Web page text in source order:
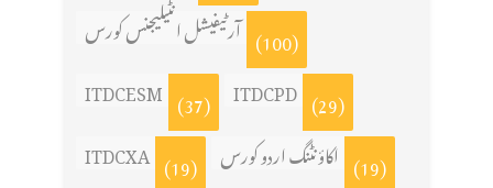
آرٹیفیشل انٹیلیجنس کورس (100)
ITDCESM (37) ITDCPD (29)
ITDCXA (19) اکاؤنٹنگ اردو کورس (19)